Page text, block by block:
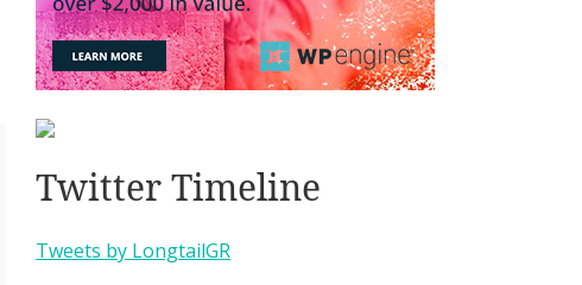
Twitter Timeline
Tweets by LongtailGR